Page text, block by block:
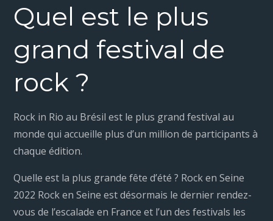
Quel est le plus
grand festival de
rock ?
Rock in Rio au Brésil est le plus grand festival au
monde qui accueille plus d’un million de participants à
chaque édition.
Quelle est la plus grande fête d’été ? Rock en Seine
2022 Rock en Seine est désormais le dernier rendez-
vous de l’escalade en France et l’un des festivals les